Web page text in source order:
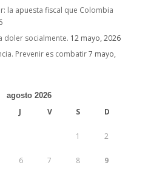
la apuesta fiscal que Colombia
doler socialmente. 12 mayo, 2026
Prevenir es combatir7 mayo,
agosto 2026
J V S D
1 2
6 7 8 9